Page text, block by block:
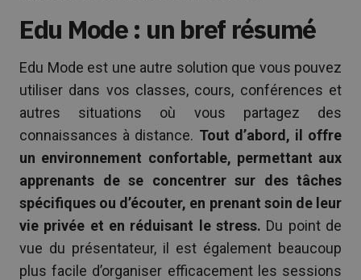
Edu Mode : un bref résumé
Edu Mode est une autre solution que vous pouvez
utiliser dans vos classes, cours, conférences et
autres situations où vous partagez des
connaissances à distance. Tout d’abord, il offre
un environnement confortable, permettant aux
apprenants de se concentrer sur des tâches
spécifiques ou d’écouter, en prenant soin de leur
vie privée et en réduisant le stress. Du point de
vue du présentateur, il est également beaucoup
plus facile d’organiser efficacement les sessions